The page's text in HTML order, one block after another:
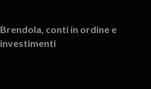
Brendola, conti in ordine e
investimenti